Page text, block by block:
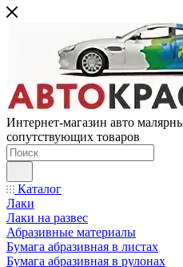
Интернет-магазин авто
сопутствующих товаров
Каталог
Лаки
Лаки на развес
Абразивные материалы
Бумага абразивная в листах
Бумага абразивная в рулонах